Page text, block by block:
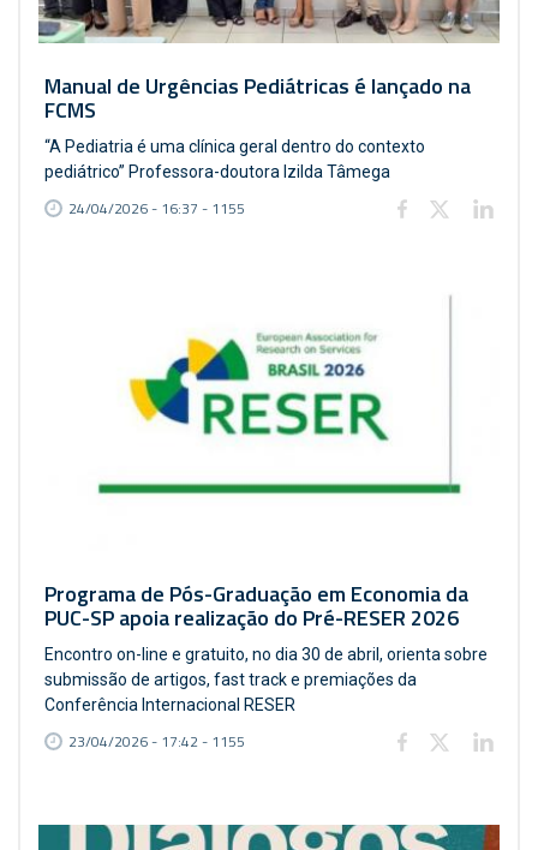
Manual de Urgências Pediátricas é lançado na
FCMS
“A Pediatria é uma clínica geral dentro do contexto
pediátrico” Professora-doutora Izilda Tâmega
24/04/2026 - 16:37 - 1155
Programa de Pós-Graduação em Economia da
PUC-SP apoia realização do Pré-RESER 2026
Encontro on-line e gratuito, no dia 30 de abril, orienta sobre
submissão de artigos, fast track e premiações da
Conferência Internacional RESER
23/04/2026 - 17:42 - 1155